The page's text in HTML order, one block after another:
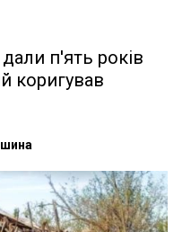
дали п'ять років
коригував